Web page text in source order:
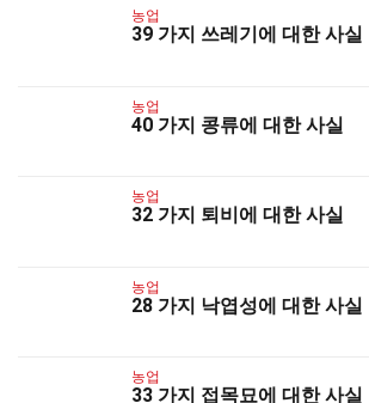
농업
39 가지 쓰레기에 대한 사실
농업
40 가지 콩류에 대한 사실
농업
32 가지 퇴비에 대한 사실
농업
28 가지 낙엽성에 대한 사실
농업
33 가지 접목묘에 대한 사실